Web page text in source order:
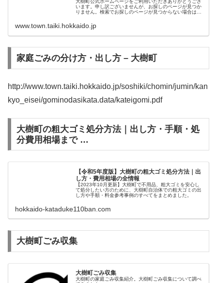
大樹町公式ホームページをご利用いただきありがとうござ
います。申し訳ございませんが、お探しのページが見つか
りません。検索でお探しのページが見つからない場合は、
www.town.taiki.hokkaido.jp
家庭ごみの分け方・出し方 – 大樹町
http://www.town.taiki.hokkaido.jp/soshiki/chomin/jumin/kan
kyo_eisei/gominodasikata.data/kateigomi.pdf
大樹町の粗大ゴミ処分方法｜出し方・手順・処
分費用相場まで …
【令和5年度版】大樹町の粗大ゴミ処分方法｜出
し方・費用相場の全情報
【2023年10月更新】大樹町で不用品、粗大ゴミを安心し
て処分したい方のために、大樹町自治体での粗大ゴミの出
し方や手順・料金参考事例のすべてをまとめました。
hokkaido-kataduke110ban.com
大樹町ごみ収集
大樹町ごみ収集
大樹町の家庭ごみ収集紹介。大樹町ごみ収集について調べ